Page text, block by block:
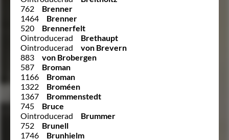
762
Brenner
1464
Brenner
520
Brennerfelt
Ointroducerad
Brethaupt
Ointroducerad
von Brevern
883
von Brobergen
587
Broman
1166
Broman
1322
Broméen
1367
Brommenstedt
745
Bruce
Ointroducerad
Brummer
752
Brunell
1746
Brunhielm